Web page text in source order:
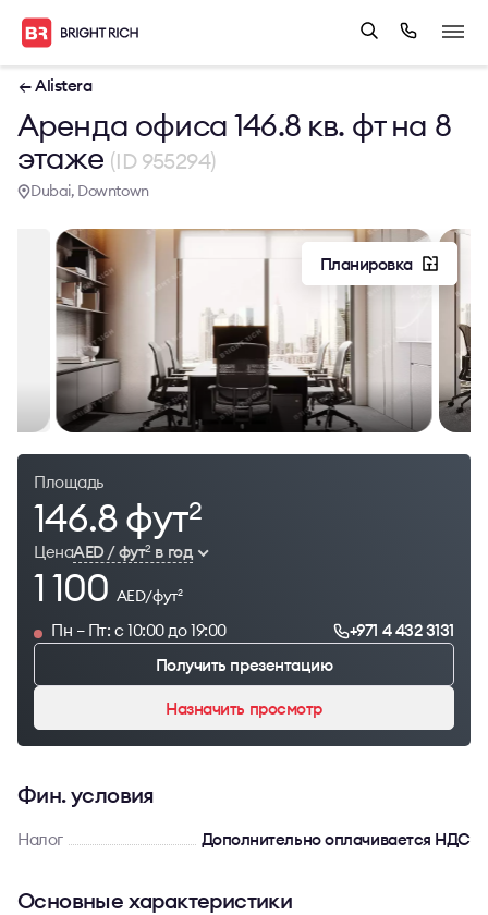
← Alistera
Аренда офиса 146.8 кв. фт на 8
этаже (ID 955294)
Dubai, Downtown
Планировка
Площадь
146.8 фут2
ЦенаAED / фут2в год
1 100 AED/фут2
Пн – Пт: с 10:00 до 19:00
+971 4 432 3131
Получить презентацию
Назначить просмотр
Фин. условия
Налог Дополнительно оплачивается НДС
Основные характеристики